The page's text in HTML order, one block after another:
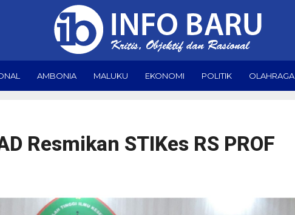
AMBONIA MALUKU EKONOMI POLITIK OLAHRAGA
Resmikan STIKes RS PROF